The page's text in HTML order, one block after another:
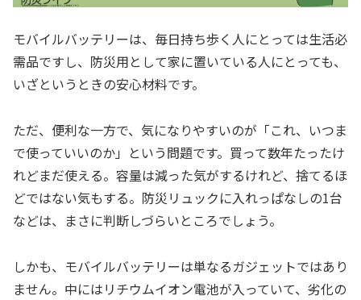
モバイルバッテリーは、毎日持ち歩く人にとっては生活必
需品ですし、防災用として家に置いている人にとっても、
いざというときの安心材料です。
ただ、便利な一方で、気になりやすいのが「これ、いつま
で使っていいのか」という問題です。買って数年たったけ
れどまだ使える。容量は減った気がするけれど、捨てるほ
どではない気もする。防災リュックに入れっぱなしの1台
などは、まさに判断しづらいところでしょう。
しかも、モバイルバッテリーは単なるガジェットではあり
ません。中にはリチウムイオン電池が入っていて、劣化の